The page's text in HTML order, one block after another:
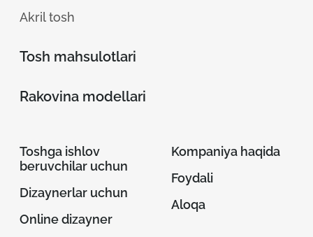
Akril tosh
Tosh mahsulotlari
Rakovina modellari
Toshga ishlov
beruvchilar uchun
Dizaynerlar uchun
Online dizayner
Kompaniya haqida
Foydali
Aloqa